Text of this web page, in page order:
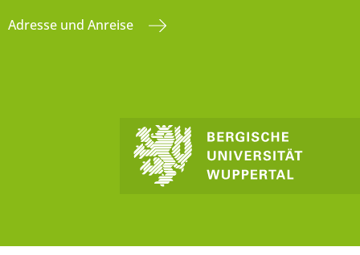
Adresse und Anreise